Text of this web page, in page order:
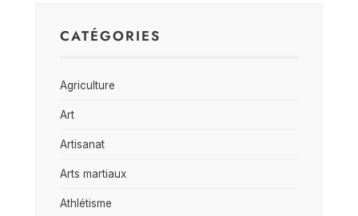
CATÉGORIES
Agriculture
Art
Artisanat
Arts martiaux
Athlétisme